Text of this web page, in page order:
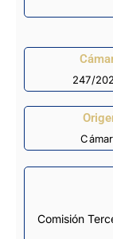
247/
Comisión